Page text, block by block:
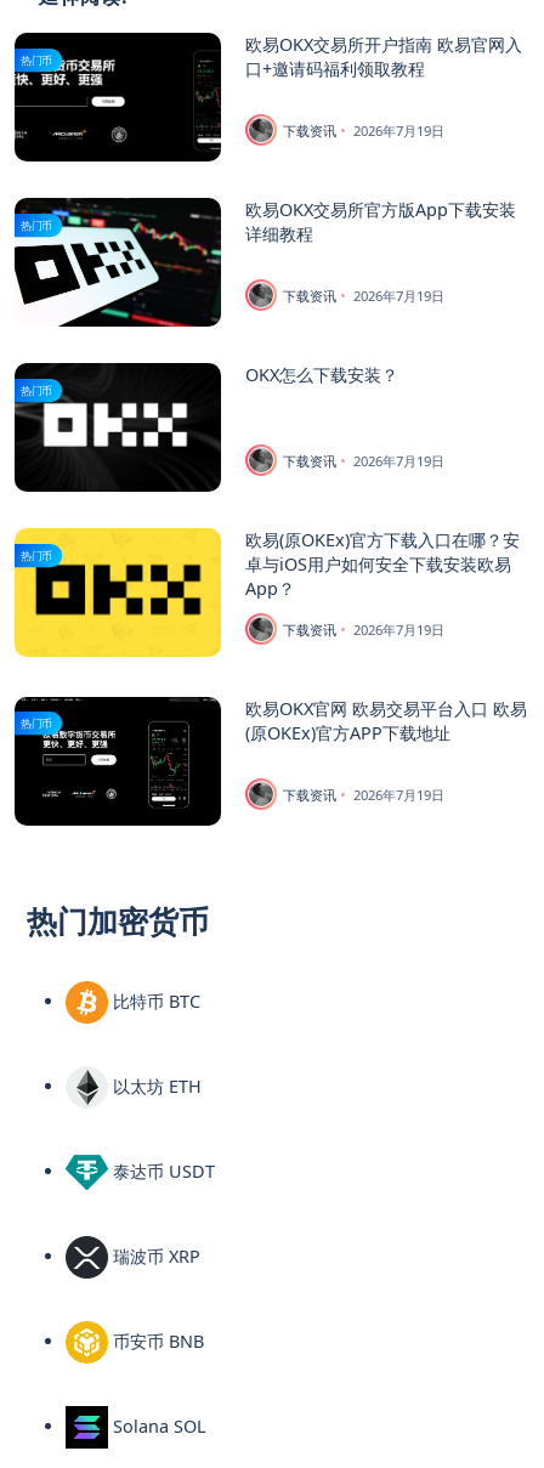
热门币
欧易OKX交易所开户指南 欧易官网入
口+邀请码福利领取教程
下载资讯 2026年7月19日
热门币
欧易OKX交易所官方版App下载安装
详细教程
下载资讯 2026年7月19日
热门币
OKX怎么下载安装？
下载资讯 2026年7月19日
热门币
欧易(原OKEx)官方下载入口在哪？安
卓与iOS用户如何安全下载安装欧易
App？
下载资讯 2026年7月19日
热门币
欧易OKX官网 欧易交易平台入口 欧易
(原OKEx)官方APP下载地址
下载资讯 2026年7月19日
热门加密货币
比特币 BTC
以太坊 ETH
泰达币 USDT
瑞波币 XRP
币安币 BNB
Solana SOL